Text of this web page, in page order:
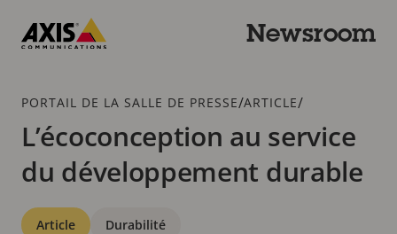
contenu
Newsroom
Fil
d'Ariane
PORTAIL DE LA SALLE DE PRESSE/ARTICLE/
L’écoconception au service
du développement durable
Catégories
Article Durabilité